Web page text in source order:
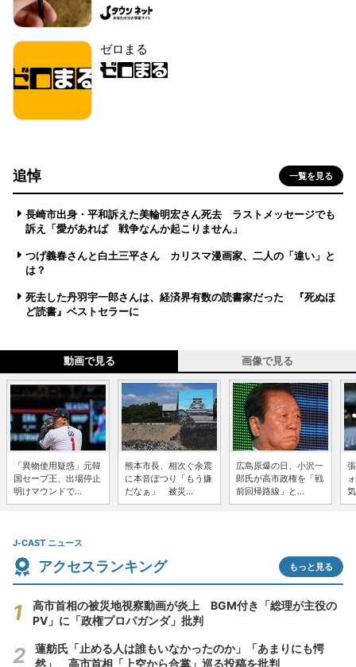
ゼロまる
追悼 一覧を見る
長崎市出身・平和訴えた美輪明宏さん死去 ラストメッセージでも
訴え「愛があれば 戦争なんか起こりません」
つげ義春さんと白土三平さん カリスマ漫画家、二人の「違い」と
は？
死去した丹羽宇一郎さんは、経済界有数の読書家だった 『死ぬほ
ど読書』ベストセラーに
動画で見る 画像で見る
「異物使用疑惑」元韓
国セーブ王、出場停止
明けマウンドで...
熊本市長、相次ぐ余震
に本音ぽつり「もう嫌
だなぁ」 被災...
広島原爆の日、小沢一
郎氏が高市政権を「戦
前回帰路線」と...
J-CAST ニュース
アクセスランキング もっと見る
高市首相の被災地視察動画が炎上 BGM付き「総理が主役の
PV」に「政権プロパガンダ」批判
蓮舫氏「止める人は誰もいなかったのか」「あまりにも愕
然」 高市首相「上空から合掌」巡る投稿を批判